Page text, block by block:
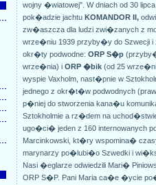
wojny �wiatowej". W dniach od 30
pok�adzie jachtu KOMANDOR II,
zw�aszcza dla ludzi zwi�zanych z
wrze�niu 1939 przyby�y do Szwecji i
okr�ty podwodne: ORP S�p
wrze�nia) i ORP �bik(od 25
wyspie Vaxholm, nast�pnie w
jednego z okr�t�w podwodnych
p�niej do stworzenia kana�u
Sztokholmie a rz�dem na
ugo�ci� jeden z 160 internowanych
Marcinkowski, kt�ry wspomina�
marynarzy po�lubi�o Szwedki i
Nasi �eglarze odwiedzili Mari�
ORP S�P. Pani Maria ca�e �ycie